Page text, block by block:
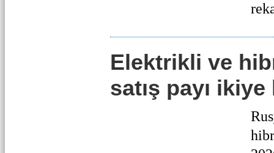
Elektrikli ve
satış payı ikiye